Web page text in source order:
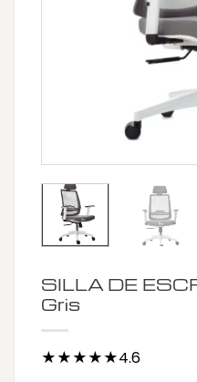
SILLA DE
Gris
★★★★★4.6